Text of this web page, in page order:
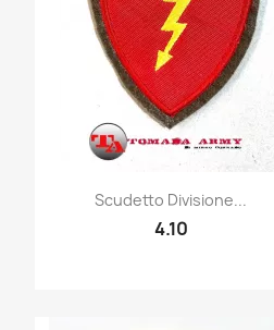
Quick view
Scudetto Divisione...
4.10